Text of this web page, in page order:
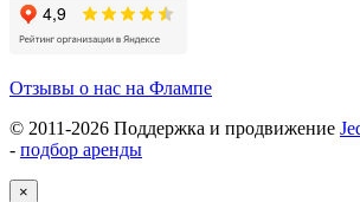
Отзывы о нас на Флампе
© 2011-2026 Поддержка и продвижение
- подбор аренды
×